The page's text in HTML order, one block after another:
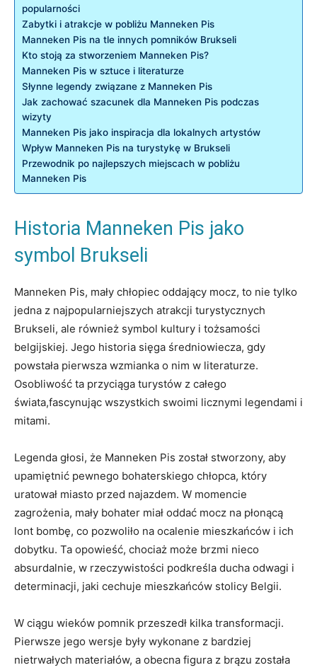
popularności
Zabytki i ⁣atrakcje w ⁣pobliżu‌ Manneken Pis
Manneken Pis na tle innych pomników Brukseli
Kto ⁤stoją ‍za stworzeniem Manneken⁣ Pis?
Manneken ⁤Pis ​w sztuce i literaturze
Słynne legendy⁣ związane z Manneken Pis
Jak zachować szacunek dla Manneken Pis podczas
wizyty
Manneken Pis jako⁣ inspiracja dla ‍lokalnych artystów
Wpływ Manneken ⁢Pis na turystykę w Brukseli
Przewodnik po najlepszych miejscach w pobliżu
Manneken Pis
Historia Manneken Pis jako
symbol Brukseli
Manneken Pis, mały chłopiec ⁣oddający⁤ mocz, to nie tylko
jedna z najpopularniejszych atrakcji turystycznych
Brukseli, ale również symbol kultury ‍i ‍tożsamości
belgijskiej. Jego historia sięga średniowiecza, gdy
powstała pierwsza wzmianka ​o nim w literaturze.
Osobliwość‌ ta przyciąga turystów z ‍całego
świata,fascynując ​wszystkich swoimi licznymi legendami i
mitami.​
Legenda głosi, że Manneken Pis został stworzony, ​aby
⁣upamiętnić pewnego bohaterskiego chłopca, który
uratował miasto przed najazdem.⁤ W‌ momencie
zagrożenia, mały bohater miał oddać mocz na płonącą
lont bombę, co pozwoliło⁤ na ocalenie ‌mieszkańców ‍i ich
dobytku. Ta opowieść, chociaż może brzmi nieco
absurdalnie, w⁤ rzeczywistości ⁢podkreśla ducha odwagi‍ i
determinacji, ⁢jaki cechuje⁣ mieszkańców stolicy ​Belgii.
W ciągu ⁣wieków ‍pomnik przeszedł kilka transformacji.
Pierwsze jego wersje były wykonane z bardziej
nietrwałych materiałów, a obecna figura ⁣z brązu została